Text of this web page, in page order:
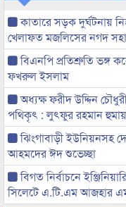
কাতারে সড়ক দুর্ঘটনায়
খেলাফত মজলিসের নগদ
বিএনপি প্রতিশ্রুতি ভঙ্গ
ফখরুল ইসলাম
অধ্যক্ষ ফরীদ উদ্দিন
পথিকৃৎ : লুৎফুর রহমান
ঝিংগাবাড়ী ইউনিয়নসহ
আহমদের ঈদ শুভেচ্ছা
বিগত নির্বাচনে
সিলেটে এ.টি.এম আজহার